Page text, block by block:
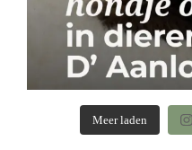
Meer laden